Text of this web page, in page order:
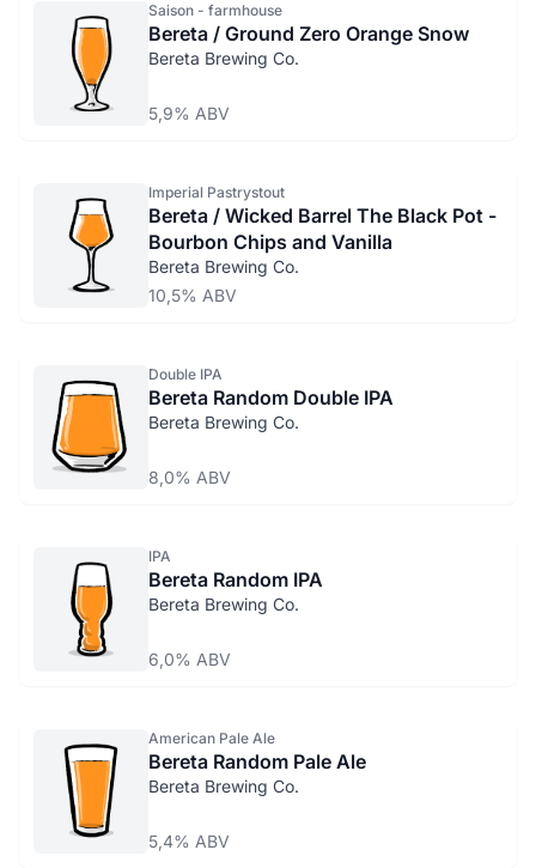
Saison - farmhouse
Bereta / Ground Zero Orange Snow
Bereta Brewing Co.
5,9% ABV
Imperial Pastrystout
Bereta / Wicked Barrel The Black Pot -
Bourbon Chips and Vanilla
Bereta Brewing Co.
10,5% ABV
Double IPA
Bereta Random Double IPA
Bereta Brewing Co.
8,0% ABV
IPA
Bereta Random IPA
Bereta Brewing Co.
6,0% ABV
American Pale Ale
Bereta Random Pale Ale
Bereta Brewing Co.
5,4% ABV